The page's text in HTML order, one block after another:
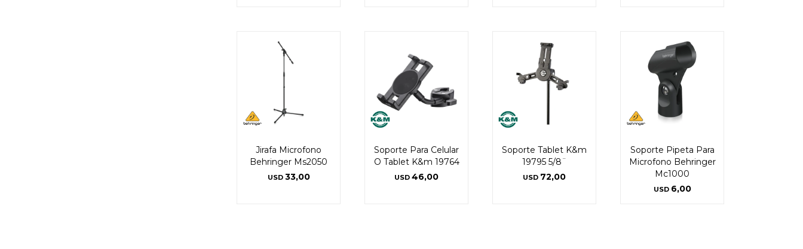
Jirafa Microfono
Behringer Ms2050
USD 33,00
Soporte Para Celular
O Tablet K&m 19764
USD 46,00
Soporte Tablet K&m
19795 5/8¨
USD 72,00
Soporte Pipeta Para
Microfono Behringer
Mc1000
USD 6,00